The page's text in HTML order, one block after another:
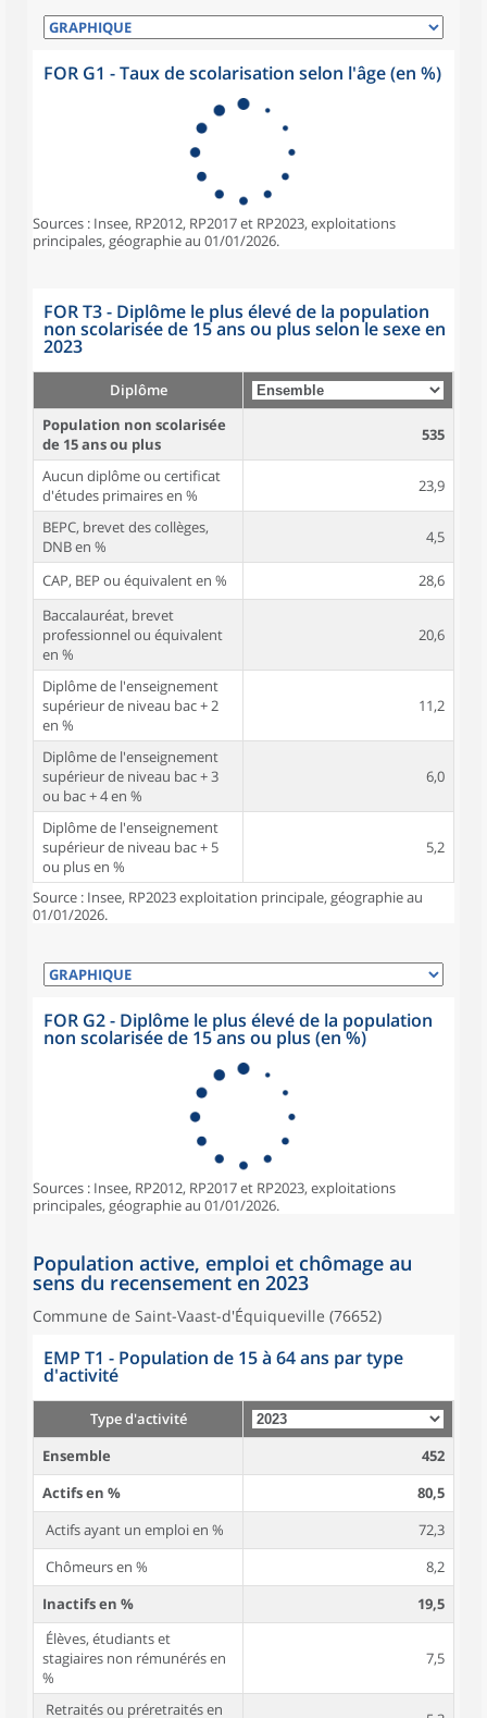
FOR G1 - Taux de scolarisation selon l'âge (en %)
Sources : Insee, RP2012, RP2017 et RP2023, exploitations
principales, géographie au 01/01/2026.
FOR T3 - Diplôme le plus élevé de la population
non scolarisée de 15 ans ou plus selon le sexe en
2023
Diplôme
Population non scolarisée
de 15 ans ou plus
535
Aucun diplôme ou certificat
d'études primaires en %
23,9
BEPC, brevet des collèges,
DNB en %
4,5
CAP, BEP ou équivalent en %
28,6
Baccalauréat, brevet
professionnel ou équivalent
en %
20,6
Diplôme de l'enseignement
supérieur de niveau bac + 2
en %
11,2
Diplôme de l'enseignement
supérieur de niveau bac + 3
ou bac + 4 en %
6,0
Diplôme de l'enseignement
supérieur de niveau bac + 5
ou plus en %
5,2
Source : Insee, RP2023 exploitation principale, géographie au
01/01/2026.
FOR G2 - Diplôme le plus élevé de la population
non scolarisée de 15 ans ou plus (en %)
Sources : Insee, RP2012, RP2017 et RP2023, exploitations
principales, géographie au 01/01/2026.
Population active, emploi et chômage au
sens du recensement en 2023
Commune de Saint-Vaast-d'Équiqueville (76652)
EMP T1 - Population de 15 à 64 ans par type
d'activité
Type d'activité
Ensemble
452
Actifs en %
80,5
Actifs ayant un emploi en %
72,3
Chômeurs en %
8,2
Inactifs en %
19,5
Élèves, étudiants et
stagiaires non rémunérés en
%
7,5
Retraités ou préretraités en